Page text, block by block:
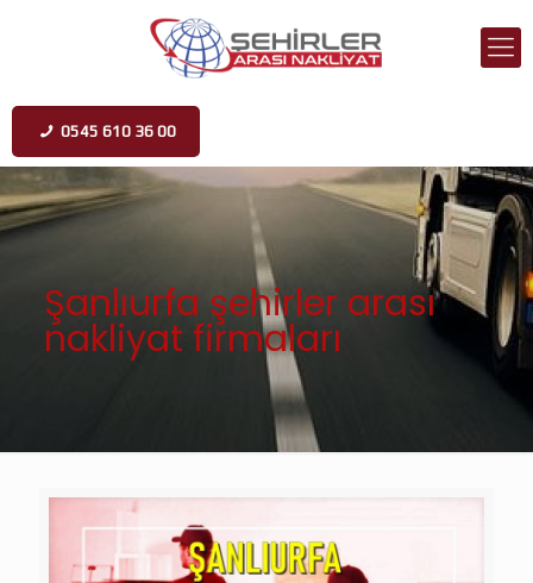
0545 610 36 00
Şanlıurfa şehirler arası
nakliyat firmaları